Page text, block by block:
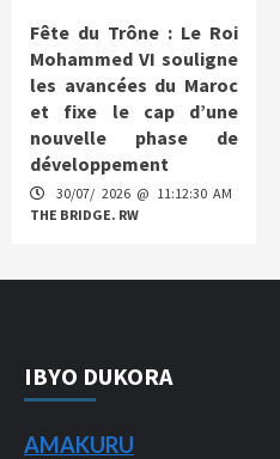
Fête du Trône : Le Roi
Mohammed VI souligne
les avancées du Maroc
et fixe le cap d’une
nouvelle phase de
développement
30/07/ 2026 @ 11:12:30 AM
THE BRIDGE. RW
IBYO DUKORA
AMAKURU